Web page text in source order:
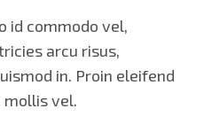
id commodo vel,
arcu risus,
in. Proin eleifend
mollis vel.